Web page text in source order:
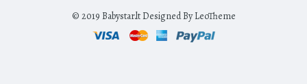
© 2019 Babystar.lt Designed ByLeoTheme